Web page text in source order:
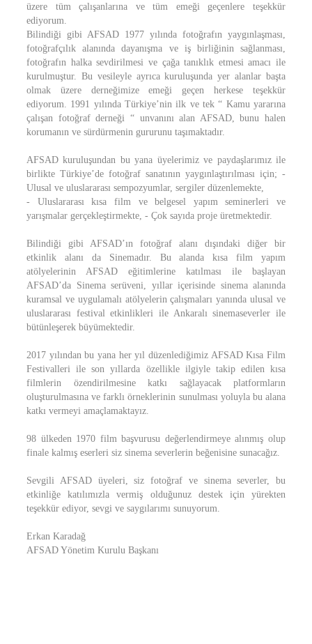
üzere tüm çalışanlarına ve tüm emeği geçenlere teşekkür
ediyorum.
Bilindiği gibi AFSAD 1977 yılında fotoğrafın yaygınlaşması,
fotoğrafçılık alanında dayanışma ve iş birliğinin sağlanması,
fotoğrafın halka sevdirilmesi ve çağa tanıklık etmesi amacı ile
kurulmuştur. Bu vesileyle ayrıca kuruluşunda yer alanlar başta
olmak üzere derneğimize emeği geçen herkese teşekkür
ediyorum. 1991 yılında Türkiye’nin ilk ve tek “ Kamu yararına
çalışan fotoğraf derneği “ unvanını alan AFSAD, bunu halen
korumanın ve sürdürmenin gururunu taşımaktadır.
AFSAD kuruluşundan bu yana üyelerimiz ve paydaşlarımız ile
birlikte Türkiye’de fotoğraf sanatının yaygınlaştırılması için; -
Ulusal ve uluslararası sempozyumlar, sergiler düzenlemekte,
- Uluslararası kısa film ve belgesel yapım seminerleri ve
yarışmalar gerçekleştirmekte, - Çok sayıda proje üretmektedir.
Bilindiği gibi AFSAD’ın fotoğraf alanı dışındaki diğer bir
etkinlik alanı da Sinemadır. Bu alanda kısa film yapım
atölyelerinin AFSAD eğitimlerine katılması ile başlayan
AFSAD’da Sinema serüveni, yıllar içerisinde sinema alanında
kuramsal ve uygulamalı atölyelerin çalışmaları yanında ulusal ve
uluslararası festival etkinlikleri ile Ankaralı sinemaseverler ile
bütünleşerek büyümektedir.
2017 yılından bu yana her yıl düzenlediğimiz AFSAD Kısa Film
Festivalleri ile son yıllarda özellikle ilgiyle takip edilen kısa
filmlerin özendirilmesine katkı sağlayacak platformların
oluşturulmasına ve farklı örneklerinin sunulması yoluyla bu alana
katkı vermeyi amaçlamaktayız.
98 ülkeden 1970 film başvurusu değerlendirmeye alınmış olup
finale kalmış eserleri siz sinema severlerin beğenisine sunacağız.
Sevgili AFSAD üyeleri, siz fotoğraf ve sinema severler, bu
etkinliğe katılımızla vermiş olduğunuz destek için yürekten
teşekkür ediyor, sevgi ve saygılarımı sunuyorum.
Erkan Karadağ
AFSAD Yönetim Kurulu Başkanı